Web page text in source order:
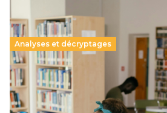
Analyses et décryptages
Supérieur privé : une dérive
promesse républicaine
11 juillet 2026-